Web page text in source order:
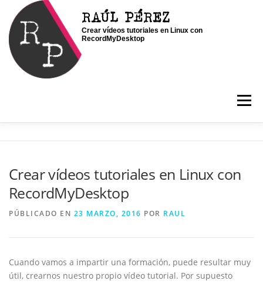
Saltar
contenido
RAÚL PÉREZ
Crear vídeos tutoriales en Linux con
RecordMyDesktop
Menú
PORTFOLIO CONTACTO
Crear vídeos tutoriales en Linux con
RecordMyDesktop
PÚBLICADO EN 23 MARZO, 2016 POR RAUL
Cuando vamos a impartir una formación, puede resultar muy
útil, crearnos nuestro propio vídeo tutorial. Por supuesto